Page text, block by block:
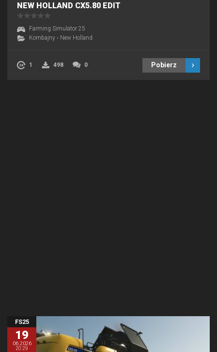
NEW HOLLAND CX5.80 EDIT
Farming Simulator 25
Kombajny › New Holland
1 498 0 Pobierz
FS25
19
06.2026
20:29